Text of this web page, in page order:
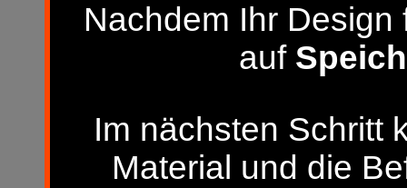
Nachdem Ihr
auf
Im nächsten Schritt
Material und die